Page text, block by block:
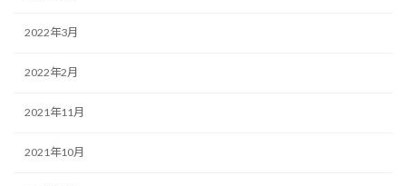
2022年3月
2022年2月
2021年11月
2021年10月